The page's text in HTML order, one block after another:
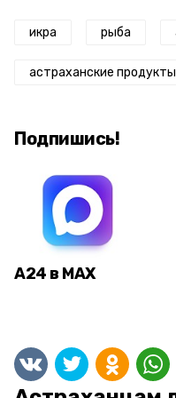
икра рыба
астраханские продукты
Подпишись!
А24 в MAX